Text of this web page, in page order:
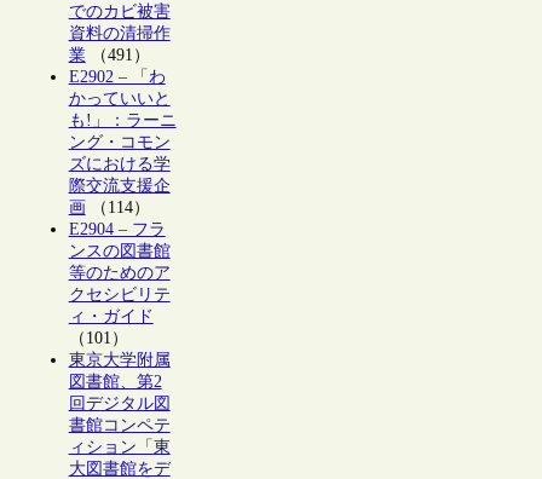
でのカビ被害
資料の清掃作
業（491）
E2902 – 「わ
かっていいと
も!」：ラーニ
ング・コモン
ズにおける学
際交流支援企
画 （114）
E2904 – フラ
ンスの図書館
等のためのア
クセシビリテ
ィ・ガイド
（101）
東京大学附属
図書館、第2
回デジタル図
書館コンペテ
ィション「東
大図書館をデ